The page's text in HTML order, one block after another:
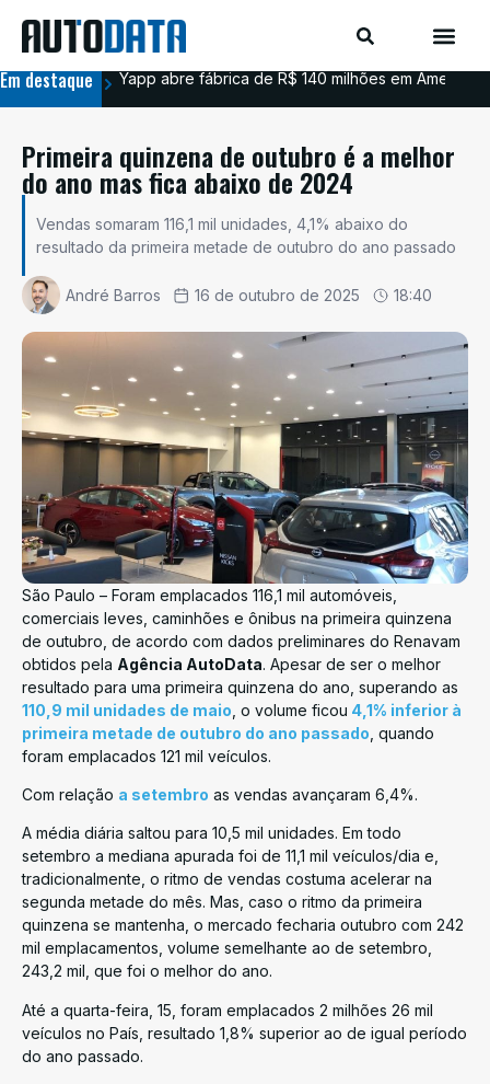
Em destaque Yapp abre fábrica de R$ 140 milhões em
Primeira quinzena de outubro é a melhor
do ano mas fica abaixo de 2024
Vendas somaram 116,1 mil unidades, 4,1% abaixo do
resultado da primeira metade de outubro do ano passado
André Barros 16 de outubro de 2025 18:40
São Paulo – Foram emplacados 116,1 mil automóveis,
comerciais leves, caminhões e ônibus na primeira quinzena
de outubro, de acordo com dados preliminares do Renavam
obtidos pela Agência AutoData. Apesar de ser o melhor
resultado para uma primeira quinzena do ano, superando as
110,9 mil unidades de maio , o volume ficou 4,1% inferior à
primeira metade de outubro do ano passado , quando
foram emplacados 121 mil veículos.
Com relação a setembro as vendas avançaram 6,4%.
A média diária saltou para 10,5 mil unidades. Em todo
setembro a mediana apurada foi de 11,1 mil veículos/dia e,
tradicionalmente, o ritmo de vendas costuma acelerar na
segunda metade do mês. Mas, caso o ritmo da primeira
quinzena se mantenha, o mercado fecharia outubro com 242
mil emplacamentos, volume semelhante ao de setembro,
243,2 mil, que foi o melhor do ano.
Até a quarta-feira, 15, foram emplacados 2 milhões 26 mil
veículos no País, resultado 1,8% superior ao de igual período
do ano passado.